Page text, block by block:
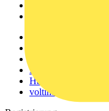
Downloadbereich
Häufig gestellte
voltimum.com